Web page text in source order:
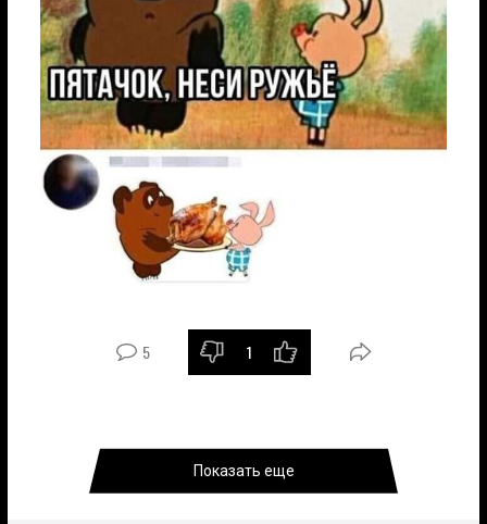
5 1
Показать еще